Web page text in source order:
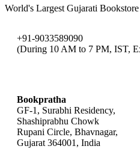
World's Largest Gujarati Bookstore
+91-9033589090
(During 10 AM to 7 PM, IST,
Bookpratha
GF-1, Surabhi Residency,
Shashiprabhu Chowk
Rupani Circle, Bhavnagar,
Gujarat 364001, India